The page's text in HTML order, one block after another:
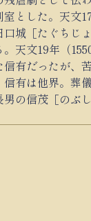
室とした。天文
口城［たぐちじ
。天文19年（
信有だったが、
信有は他界。
男の信茂［のぶ